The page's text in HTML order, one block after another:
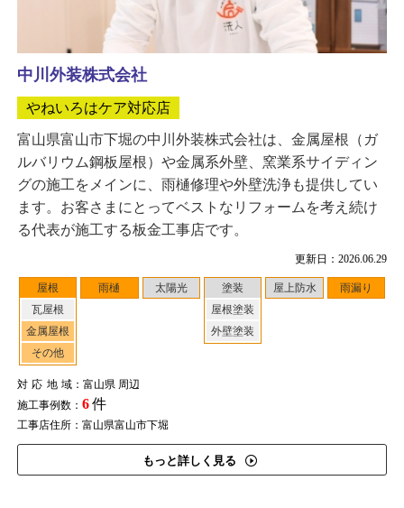
更新日：2026.06.29
屋根
瓦屋根
金属屋根
その他
雨樋 太陽光
塗装
屋根塗装
外壁塗装
屋上防水 雨漏り
対応地域：富山県 周辺
施工事例数： 6件
工事店住所：富山県富山市下堀
もっと詳しく見る
中川外装株式会社
やねいろはケア対応店
富山県富山市下堀の中川外装株式会社は、金属屋根（ガ
ルバリウム鋼板屋根）や金属系外壁、窯業系サイディン
グの施工をメインに、雨樋修理や外壁洗浄も提供してい
ます。お客さまにとってベストなリフォームを考え続け
る代表が施工する板金工事店です。